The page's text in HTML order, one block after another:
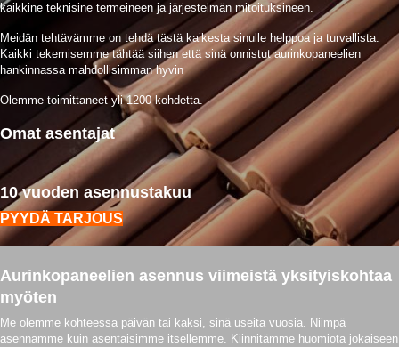
kaikkine teknisine termeineen ja järjestelmän mitoituksineen.
Meidän tehtävämme on tehdä tästä kaikesta sinulle helppoa ja turvallista.
Kaikki tekemisemme tähtää siihen että sinä onnistut aurinkopaneelien
hankinnassa mahdollisimman hyvin
Olemme toimittaneet yli 1200 kohdetta.
Omat asentajat
10 vuoden asennustakuu
PYYDÄ TARJOUS
Aurinkopaneelien asennus viimeistä yksityiskohtaa
myöten
Me olemme kohteessa päivän tai kaksi, sinä useita vuosia. Niimpä
asennamme kuin asentaisimme itsellemme. Kiinnitämme huomiota jokaiseen